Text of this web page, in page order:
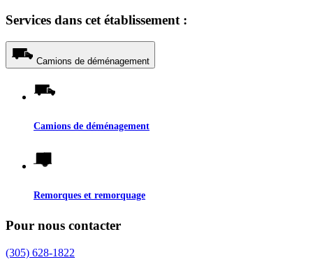
Services dans cet établissement :
Camions de déménagement
Camions de déménagement
Remorques et remorquage
Pour nous contacter
(305) 628-1822